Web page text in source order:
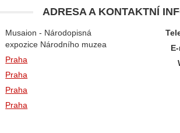
ADRESA A KONTAKTNÍ
Musaion - Národopisná
expozice Národního muzea
Praha
Praha
Praha
Praha